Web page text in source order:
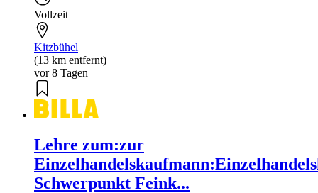
Vollzeit
Kitzbühel
(13 km entfernt)
vor 8 Tagen
Lehre zum:zur
Schwerpunkt Feink...